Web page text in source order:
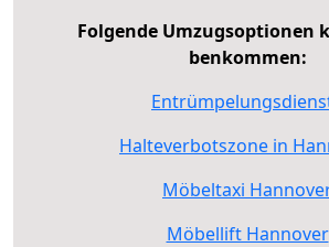
Folgende Umzugsoptionen
benkommen:
Halteverbotszone in
Möbeltaxi
Möbellift Hannover